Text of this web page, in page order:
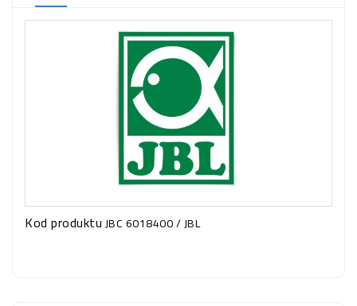
Kod produktuJBC 6018400 / JBL